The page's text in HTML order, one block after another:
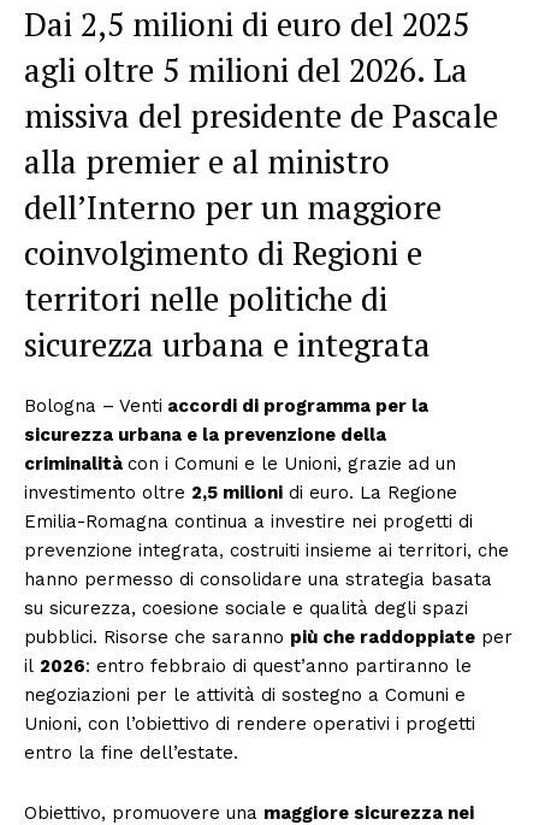
Dai 2,5 milioni di euro del 2025
agli oltre 5 milioni del 2026. La
missiva del presidente de Pascale
alla premier e al ministro
dell’Interno per un maggiore
coinvolgimento di Regioni e
territori nelle politiche di
sicurezza urbana e integrata
Bologna – Venti accordi di programma per la
sicurezza urbana e la prevenzione della
criminalità con i Comuni e le Unioni, grazie ad un
investimento oltre 2,5 milioni di euro. La Regione
Emilia-Romagna continua a investire nei progetti di
prevenzione integrata, costruiti insieme ai territori, che
hanno permesso di consolidare una strategia basata
su sicurezza, coesione sociale e qualità degli spazi
pubblici. Risorse che saranno più che raddoppiate per
il 2026: entro febbraio di quest’anno partiranno le
negoziazioni per le attività di sostegno a Comuni e
Unioni, con l’obiettivo di rendere operativi i progetti
entro la fine dell’estate.
Obiettivo, promuovere una maggiore sicurezza nei